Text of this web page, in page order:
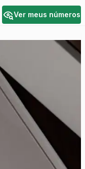
Ver meus números